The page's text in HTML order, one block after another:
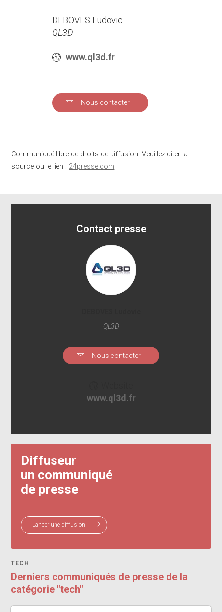
DEBOVES Ludovic
QL3D
www.ql3d.fr
Nous contacter
Communiqué libre de droits de diffusion. Veuillez citer la
source ou le lien : 24presse.com
Contact presse
QL3D
Nous contacter
www.ql3d.fr
Diffuseur
un communiqué
de presse
Lancer une diffusion
TECH
Derniers communiqués de presse de la
catégorie "tech"